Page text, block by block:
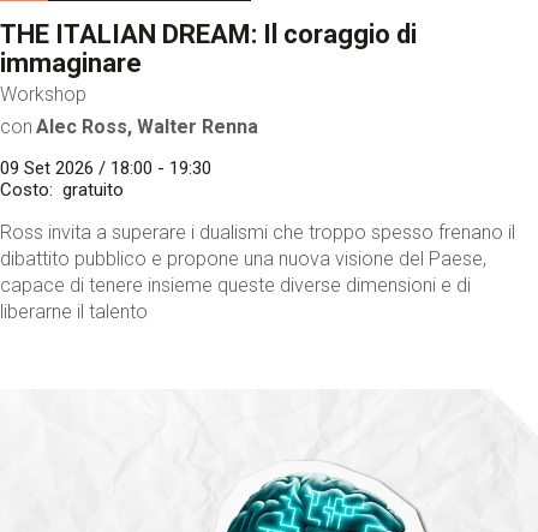
THE ITALIAN DREAM: Il coraggio di
immaginare
Workshop
con Alec Ross, Walter Renna
09 Set 2026 / 18:00 - 19:30
Costo
gratuito
Ross invita a superare i dualismi che troppo spesso frenano il
dibattito pubblico e propone una nuova visione del Paese,
capace di tenere insieme queste diverse dimensioni e di
liberarne il talento